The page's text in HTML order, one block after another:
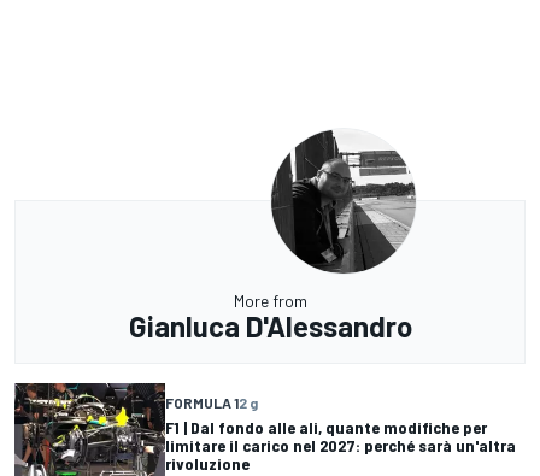
More from
Gianluca D'Alessandro
FORMULA 12 g
F1 | Dal fondo alle ali, quante modifiche per
limitare il carico nel 2027: perché sarà un'altra
rivoluzione